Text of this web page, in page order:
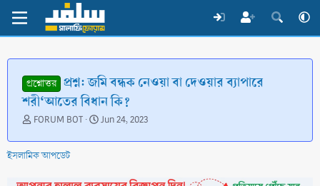
প্রশ্নোত্তর প্রশ্ন: জমি বন্ধক নেওয়া বা দেওয়ার ব্যাপারে
শরী‘আতের বিধান কি?
T
r
e
FORUM BOT
S
a
Jun 24, 2023
ইসলামিক আপডেট